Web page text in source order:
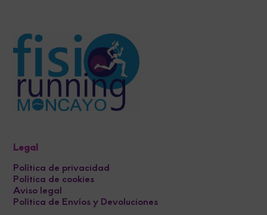
Legal
Política de privacidad
Política de cookies
Aviso legal
Política de Envíos y Devoluciones